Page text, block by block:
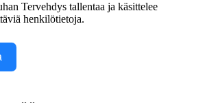
Tervehdys tallentaa ja käsittelee
henkilötietoja.